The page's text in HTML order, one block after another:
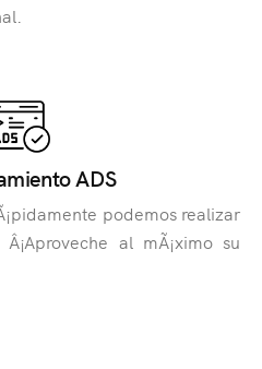
ADS
podemos realizar
al mÃ¡ximo su